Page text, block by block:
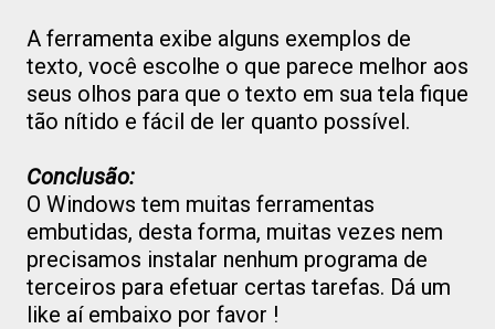
A ferramenta exibe alguns exemplos de
texto, você escolhe o que parece melhor aos
seus olhos para que o texto em sua tela fique
tão nítido e fácil de ler quanto possível.
Conclusão:
O Windows tem muitas ferramentas
embutidas, desta forma, muitas vezes nem
precisamos instalar nenhum programa de
terceiros para efetuar certas tarefas. Dá um
like aí embaixo por favor !